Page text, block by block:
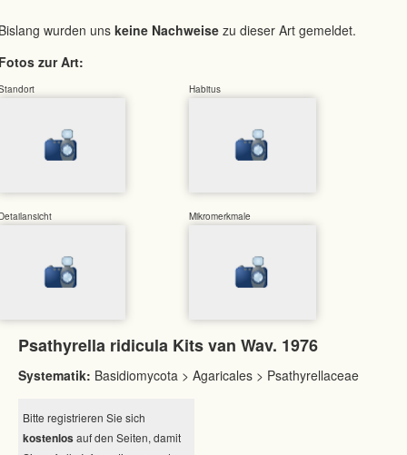
wurden uns keine Nachweise zu dieser Art gemeldet.
zur Art:
Habitus
Mikromerkmale
Psathyrella ridicula Kits van Wav. 1976
Systematik: Basidiomycota > Agaricales > Psathyrellaceae
Bitte registrieren Sie sich
kostenlos auf den Seiten, damit